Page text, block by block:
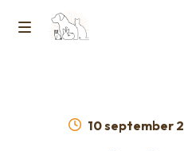
Ga
Ga
Geplaatst
10 september